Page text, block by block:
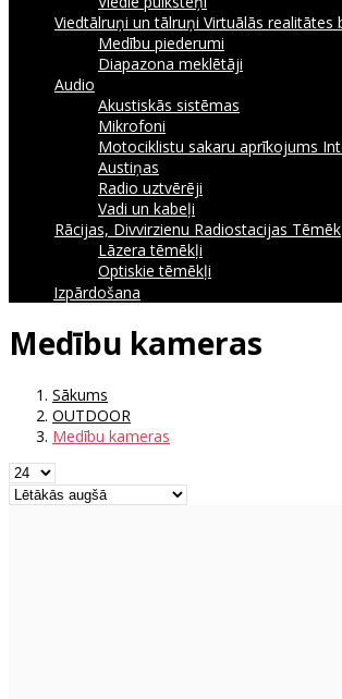
Viedtālruņi un tālruņi Virtuālās realitātes
Medību piederumi
Diapazona meklētāji
Audio
Akustiskās sistēmas
Mikrofoni
Motociklistu sakaru aprīkojums
Austiņas
Radio uztvērēji
Vadi un kabeļi
Rācijas, Divvirzienu Radiostacijas
Lāzera tēmēkļi
Optiskie tēmēkļi
Izpārdošana
Medību kameras
Sākums
OUTDOOR
Medību kameras